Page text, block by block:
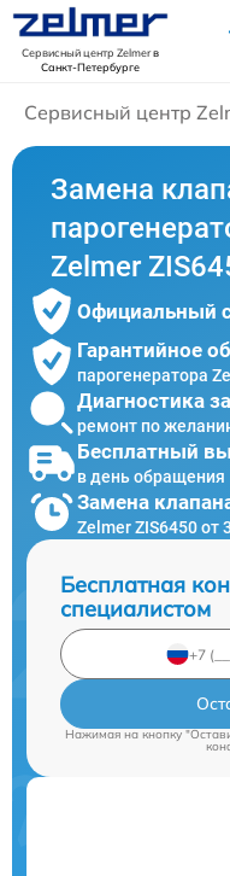
Сервисный центр Zelmerв
Санкт-Петербурге
Сервисный центр
Замена
Zelmer
Официальный
Гарантийное
парогенератора
Диагностика
ремонт по
Бесплатный
в день обращения
Замена
Zelmer ZIS6450 от
Бесплатная
специалистом
Нажимая на кнопку